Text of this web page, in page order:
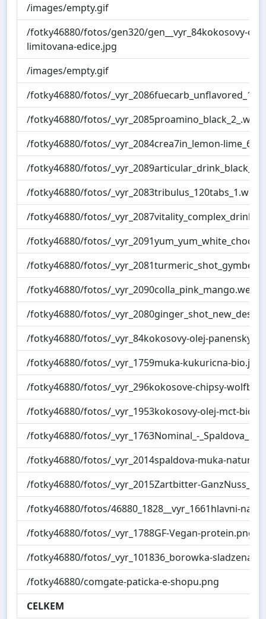
/images/empty.gif
/fotky46880/fotos/gen320/gen__vyr_84kokosovy-
limitovana-edice.jpg
/images/empty.gif
/fotky46880/fotos/
/fotky46880/fotos/
/fotky46880/fotos/_vyr_2084crea7in_lemon-
/fotky46880/fotos/
/fotky46880/fotos/_vyr_2083tribulus_120tabs_1.webp
/fotky46880/fotos/
/fotky46880/fotos/
/fotky46880/fotos/
/fotky46880/fotos/_vyr_2090colla_pink_mango.webp
/fotky46880/fotos/
/fotky46880/fotos/_vyr_84kokosovy-olej-panensky-
/fotky46880/fotos/_vyr_1759muka-kukuricna-bio.jpg
/fotky46880/fotos/_vyr_296kokosove-chipsy-
/fotky46880/fotos/_vyr_1953kokosovy-olej-mct-bio-
/fotky46880/fotos/_vyr_1763Nominal_-
/fotky46880/fotos/_vyr_2014spaldova-muka-
/fotky46880/fotos/_vyr_2015Zartbitter-
/fotky46880/fotos/46880_1828__vyr_1661hlavni-
/fotky46880/fotos/_vyr_1788GF-Vegan-protein.png
/fotky46880/fotos/_vyr_101836_borowka-sladzena-
/fotky46880/comgate-paticka-e-shopu.png
CELKEM